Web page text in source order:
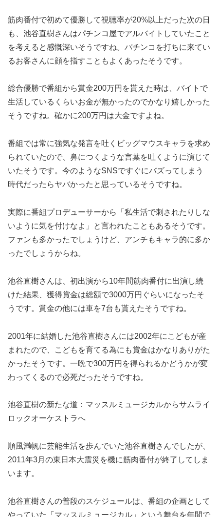
筋肉番付で初めて優勝して視聴率が20%以上だった次の日
も、池谷直樹さんはパチンコ屋でアルバイトしていたこと
を考えると感慨深いそうですね。パチンコを打ちに来てい
るお客さんに顔を指すこともよくあったそうです。
総合優勝で番組から賞金200万円を貰えた時は、バイトで
生活しているくらいお金が無かったのでかなり嬉しかった
そうですね。確かに200万円は大金ですよね。
番組では常に強気な発言を吐くビッグマウスキャラを求め
られていたので、鼻につくような言葉を吐くように演じて
いたそうです。今のようなSNSですぐにバズってしまう
時代だったらヤバかったと思っているそうですね。
実際に番組プロデューサーから「私生活で刺されたりしな
いように気を付けなよ」と言われたこともあるそうです。
ファンも多かったでしょうけど、アンチもキャラ的に多か
ったでしょうからね。
池谷直樹さんは、初出演から10年間筋肉番付に出演し続
けた結果、獲得賞金は総額で3000万円ぐらいになったそ
うです。賞金の他には車を7台も貰えたそうですね。
2001年に結婚した池谷直樹さんには2002年にこどもが産
まれたので、こどもを育てる為にも賞金はかなりありがた
かったそうです。一晩で300万円を得られるかどうかが変
わってくるので必死だったそうですね。
池谷直樹の新たな道：マッスルミュージカルからサムライ
ロックオーケストラへ
順風満帆に芸能生活を歩んでいた池谷直樹さんでしたが、
2011年3月の東日本大震災を機に筋肉番付が終了してしま
います。
池谷直樹さんの普段のスケジュールは、番組の企画として
やっていた「マッスルミュージカル」という舞台を年間で